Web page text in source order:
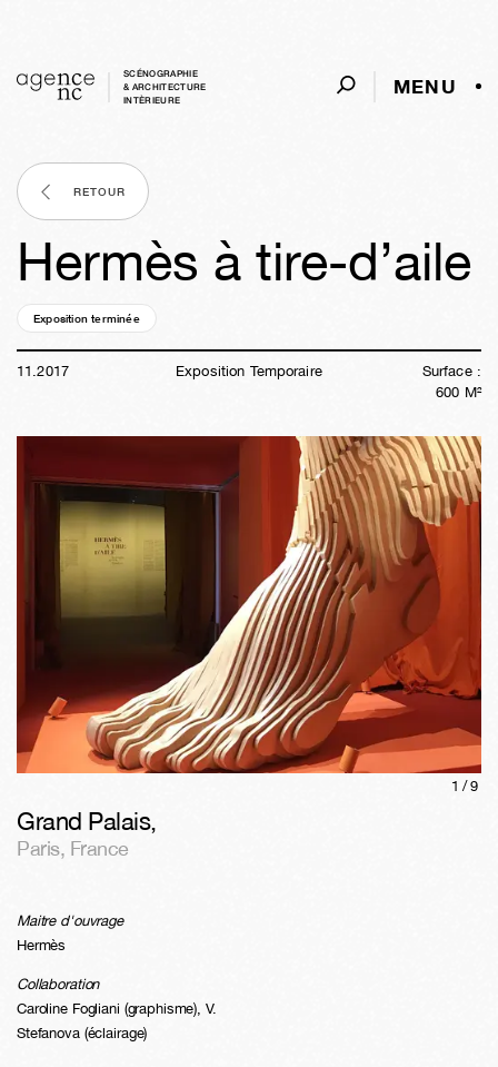
SCÉNOGRAPHIE
& ARCHITECTURE
INTÈRIEURE
MENU
RETOUR
Hermès à tire-d’aile
Exposition terminée
11 .2017 Exposition Temporaire
Surface :
600 M²
1/9
Grand Palais,
Paris, France
Maitre d'ouvrage
Hermès
Collaboration
Caroline Fogliani (graphisme), V.
Stefanova (éclairage)